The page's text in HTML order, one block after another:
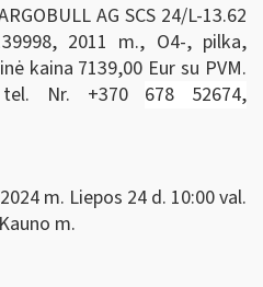
AG SCS 24/L-13.62
2011 m., O4-, pilka,
kaina 7139,00 Eur su PVM.
tel. Nr. +370 678 52674,
m. Liepos 24 d. 10:00 val.
m.